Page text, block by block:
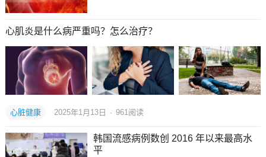
心肌炎是什么病严重吗？怎么治疗？
心脏健康 2025年1月13日 · 961阅读
韩国流感病例数创 2016 年以来最高水
平